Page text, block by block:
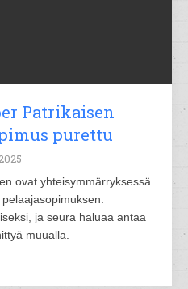
Patrikaisen
purettu
ovat yhteisymmärryksessä
ja seura haluaa antaa
muualla.